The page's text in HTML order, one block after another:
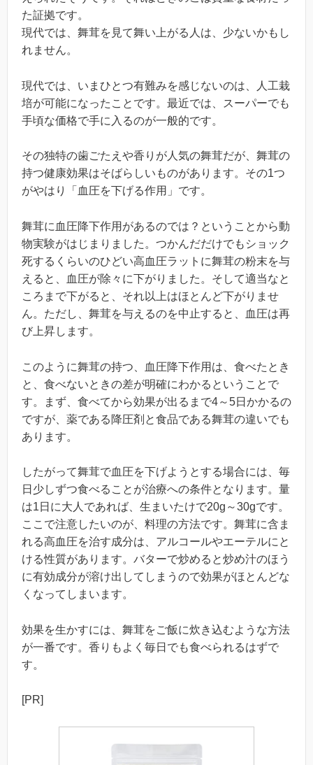
た証拠です。
現代では、舞茸を見て舞い上がる人は、少ないかもし
れません。
現代では、いまひとつ有難みを感じないのは、人工栽
培が可能になったことです。最近では、スーパーでも
手頃な価格で手に入るのが一般的です。
その独特の歯ごたえや香りが人気の舞茸だが、舞茸の
持つ健康効果はそばらしいものがあります。その1つ
がやはり「血圧を下げる作用」です。
舞茸に血圧降下作用があるのでは？ということから動
物実験がはじまりました。つかんだだけでもショック
死するくらいのひどい高血圧ラットに舞茸の粉末を与
えると、血圧が除々に下がりました。そして適当なと
ころまで下がると、それ以上はほとんど下がりませ
ん。ただし、舞茸を与えるのを中止すると、血圧は再
び上昇します。
このように舞茸の持つ、血圧降下作用は、食べたとき
と、食べないときの差が明確にわかるということで
す。まず、食べてから効果が出るまで4～5日かかるの
ですが、薬である降圧剤と食品である舞茸の違いでも
あります。
したがって舞茸で血圧を下げようとする場合には、毎
日少しずつ食べることが治療への条件となります。量
は1日に大人であれば、生まいたけで20g～30gです。
ここで注意したいのが、料理の方法です。舞茸に含ま
れる高血圧を治す成分は、アルコールやエーテルにと
ける性質があります。バターで炒めると炒め汁のほう
に有効成分が溶け出してしまうので効果がほとんどな
くなってしまいます。
効果を生かすには、舞茸をご飯に炊き込むような方法
が一番です。香りもよく毎日でも食べられるはずで
す。
[PR]